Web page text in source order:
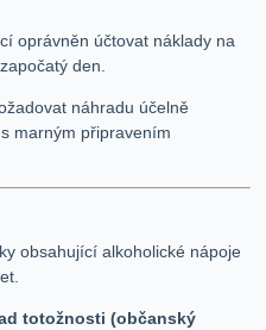
oprávněn účtovat náklady na
den.
náhradu účelně
marným připravením
obsahující alkoholické nápoje
totožnosti (občanský